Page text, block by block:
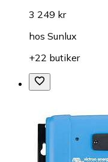
3 249 kr
hos Sunlux
+22 butiker